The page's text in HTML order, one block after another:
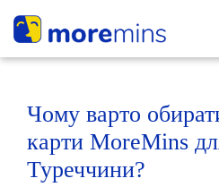
Чому варто
карти MoreMins
Туреччини?